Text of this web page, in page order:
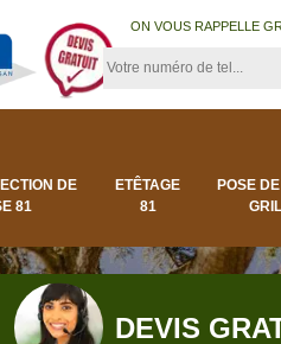
ON VOUS RAPPELLE
DE
81
ETÊTAGE
81
POSE
DEVIS